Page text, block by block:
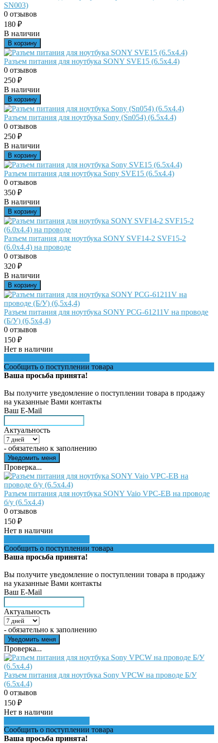
SN003)
0 отзывов
180 ₽
В наличии
В корзину
Разъем питания для ноутбука SONY SVE15 (6.5x4.4)
0 отзывов
250 ₽
В наличии
В корзину
Разъем питания для ноутбука Sony (Sn054) (6.5x4.4)
0 отзывов
250 ₽
В наличии
В корзину
Разъем питания для ноутбука Sony SVE15 (6.5x4.4)
0 отзывов
350 ₽
В наличии
В корзину
Разъем питания для ноутбука SONY SVF14-2 SVF15-2
(6.0х4.4) на проводе
0 отзывов
320 ₽
В наличии
В корзину
Разъем питания для ноутбука SONY PCG-61211V на проводе
(Б/У) (6,5x4,4)
0 отзывов
150 ₽
Нет в наличии
Сообщить о поступлении товара
Ваша просьба принята!
Вы получите уведомление о поступлении товара в продажу
на указанные Вами контакты
Ваш E-Mail
Актуальность
- обязательно к заполнению
Проверка...
Разъем питания для ноутбука SONY Vaio VPC-EB на проводе
б/у (6.5x4.4)
0 отзывов
150 ₽
Нет в наличии
Сообщить о поступлении товара
Ваша просьба принята!
Вы получите уведомление о поступлении товара в продажу
на указанные Вами контакты
Ваш E-Mail
Актуальность
- обязательно к заполнению
Проверка...
Разъем питания для ноутбука Sony VPCW на проводе Б/У
(6.5x4.4)
0 отзывов
150 ₽
Нет в наличии
Сообщить о поступлении товара
Ваша просьба принята!